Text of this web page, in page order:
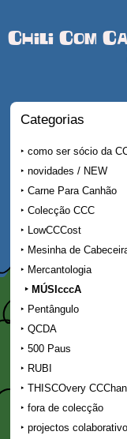
Chili Com
Categorias
como ser sócio da
novidades / NEW
Carne Para Canhão
Colecção CCC
LowCCCost
Mesinha de
Mercantologia
MÚSIcccA
Pentângulo
QCDA
500 Paus
RUBI
THISCOvery
fora de colecção
projectos